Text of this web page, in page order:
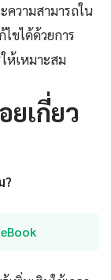
ความสามารถใน
ขได้ด้วยการ
ห้เหมาะสม
เกี่ยว
?